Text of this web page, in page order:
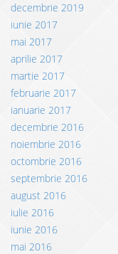
decembrie 2019
iunie 2017
mai 2017
aprilie 2017
martie 2017
februarie 2017
ianuarie 2017
decembrie 2016
noiembrie 2016
octombrie 2016
septembrie 2016
august 2016
iulie 2016
iunie 2016
mai 2016